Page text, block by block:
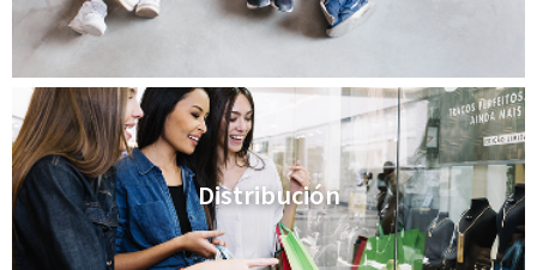
Distribución